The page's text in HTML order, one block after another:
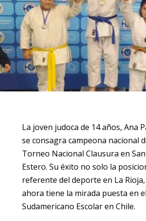
La joven judoca de 14 años, Ana
se consagra campeona nacional
Torneo Nacional Clausura en
Estero. Su éxito no solo la
referente del deporte en La
ahora tiene la mirada puesta en el
Sudamericano Escolar en Chile.